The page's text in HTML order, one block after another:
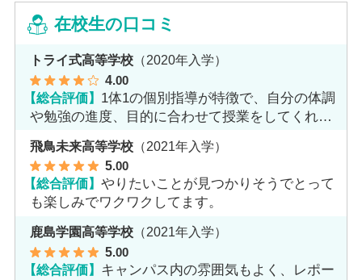
在校生の口コミ
トライ式高等学校 （2020年入学）
4.00
【総合評価】 1体1の個別指導が特徴で、自分の体調
や勉強の進度、目的に合わせて授業をしてくれま
飛鳥未来高等学校 （2021年入学）
5.00
【総合評価】やりたいことが見つかりそうでとって
も楽しみでワクワクしてます。
鹿島学園高等学校 （2021年入学）
5.00
【総合評価】 キャンパス内の雰囲気もよく、レポー